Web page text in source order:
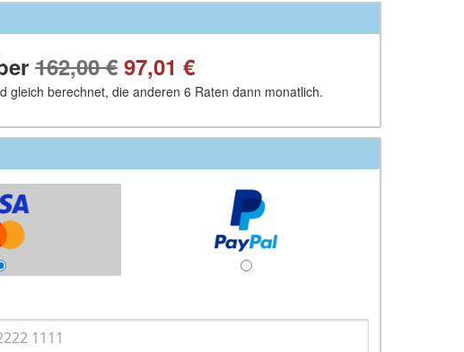
162,00 € 97,01 €
gleich berechnet, die anderen 6 Raten dann monatlich.